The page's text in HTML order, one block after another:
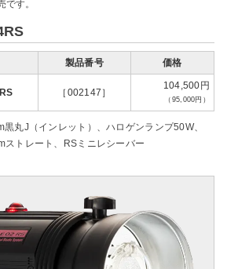
す。
製品番号 価格
［002147］
104,500円
（95,000円）
丸J（インレット）、ハロゲンランプ50W、
ストレート、RSミニレシーバー